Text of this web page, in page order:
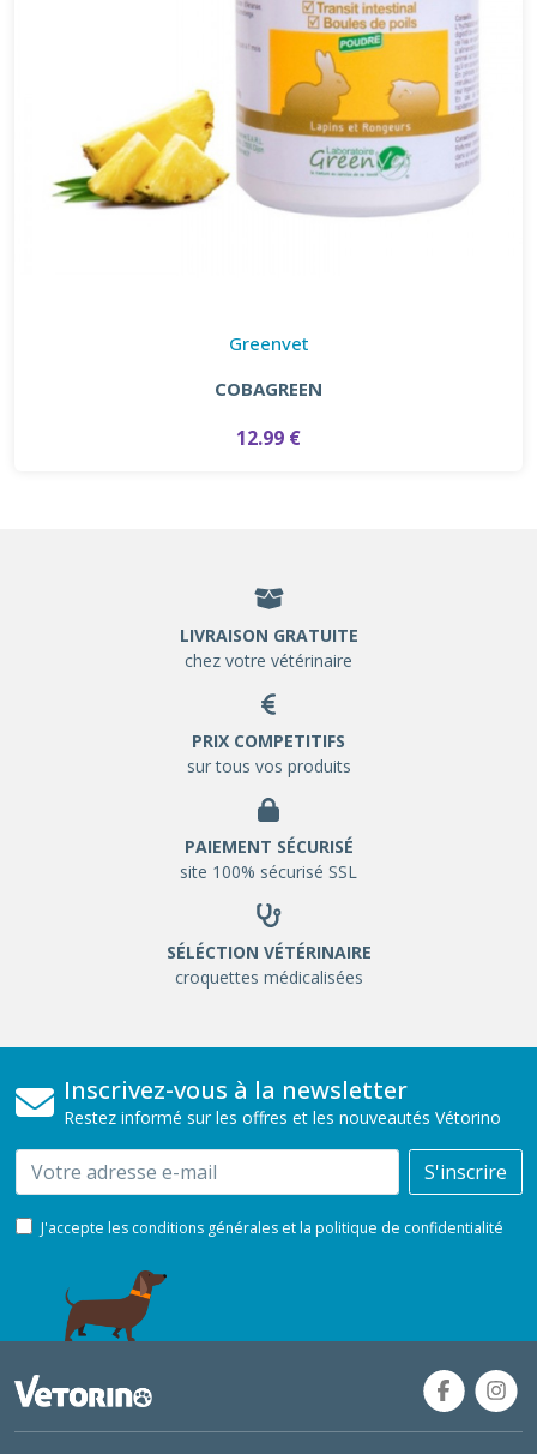
Greenvet
COBAGREEN
12.99 €
LIVRAISON GRATUITE
chez votre vétérinaire
PRIX COMPETITIFS
sur tous vos produits
PAIEMENT SÉCURISÉ
site 100% sécurisé SSL
SÉLÉCTION VÉTÉRINAIRE
croquettes médicalisées
Inscrivez-vous à la newsletter
Restez informé sur les offres et les nouveautés Vétorino
Email S'inscrire
J'accepte les conditions générales et la politique de confidentialité